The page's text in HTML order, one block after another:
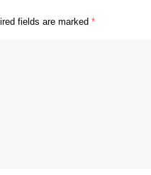
fields are marked *